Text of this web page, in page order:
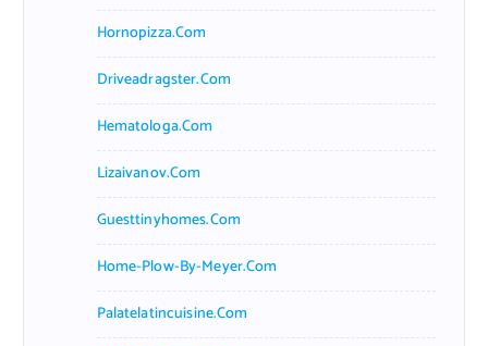
Hornopizza.com
Driveadragster.com
Hematologa.com
Lizaivanov.com
Guesttinyhomes.com
Home-Plow-By-Meyer.com
Palatelatincuisine.com